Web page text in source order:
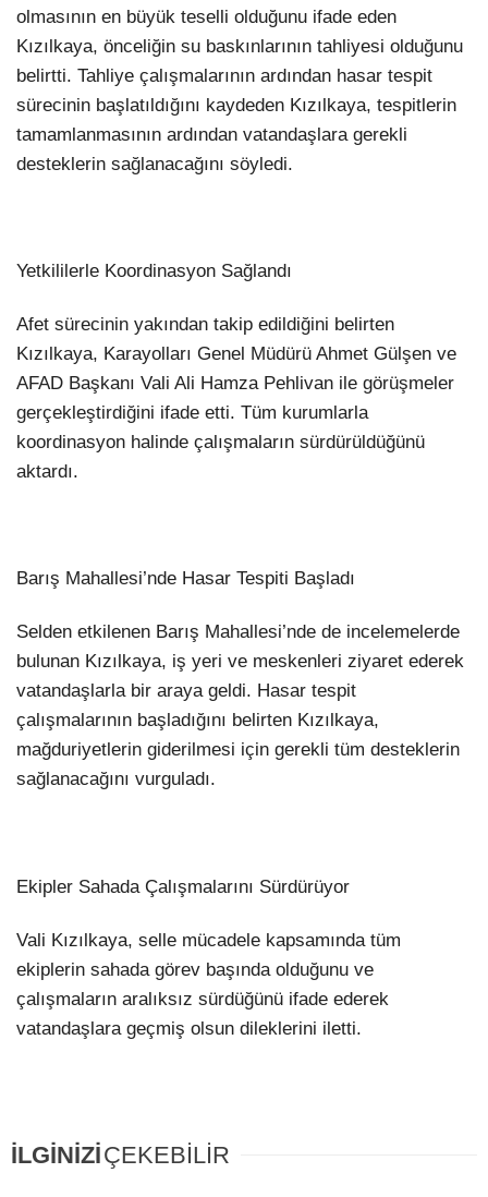
olmasının en büyük teselli olduğunu ifade eden
Kızılkaya, önceliğin su baskınlarının tahliyesi olduğunu
belirtti. Tahliye çalışmalarının ardından hasar tespit
sürecinin başlatıldığını kaydeden Kızılkaya, tespitlerin
tamamlanmasının ardından vatandaşlara gerekli
desteklerin sağlanacağını söyledi.
Yetkililerle Koordinasyon Sağlandı
Afet sürecinin yakından takip edildiğini belirten
Kızılkaya, Karayolları Genel Müdürü Ahmet Gülşen ve
AFAD Başkanı Vali Ali Hamza Pehlivan ile görüşmeler
gerçekleştirdiğini ifade etti. Tüm kurumlarla
koordinasyon halinde çalışmaların sürdürüldüğünü
aktardı.
Barış Mahallesi’nde Hasar Tespiti Başladı
Selden etkilenen Barış Mahallesi’nde de incelemelerde
bulunan Kızılkaya, iş yeri ve meskenleri ziyaret ederek
vatandaşlarla bir araya geldi. Hasar tespit
çalışmalarının başladığını belirten Kızılkaya,
mağduriyetlerin giderilmesi için gerekli tüm desteklerin
sağlanacağını vurguladı.
Ekipler Sahada Çalışmalarını Sürdürüyor
Vali Kızılkaya, selle mücadele kapsamında tüm
ekiplerin sahada görev başında olduğunu ve
çalışmaların aralıksız sürdüğünü ifade ederek
vatandaşlara geçmiş olsun dileklerini iletti.
İLGİNİZİÇEKEBİLİR